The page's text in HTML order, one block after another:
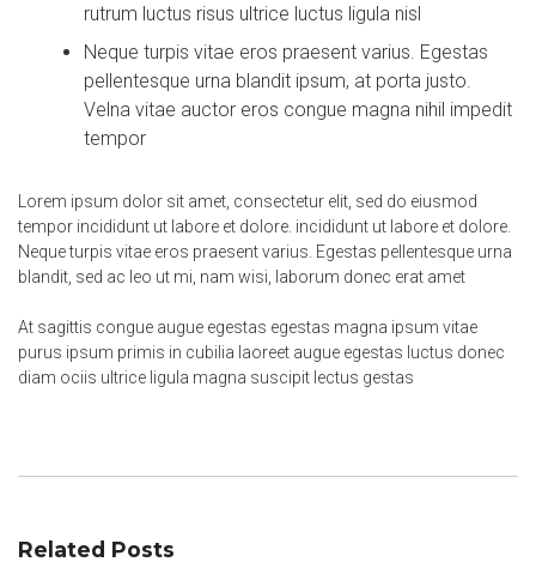
rutrum luctus risus ultrice luctus ligula nisl
Neque turpis vitae eros praesent varius. Egestas
pellentesque urna blandit ipsum, at porta justo.
Velna vitae auctor eros congue magna nihil impedit
tempor
Lorem ipsum dolor sit amet, consectetur elit, sed do eiusmod
tempor incididunt ut labore et dolore. incididunt ut labore et dolore.
Neque turpis vitae eros praesent varius. Egestas pellentesque urna
blandit, sed ac leo ut mi, nam wisi, laborum donec erat amet
At sagittis congue augue egestas egestas magna ipsum vitae
purus ipsum primis in cubilia laoreet augue egestas luctus donec
diam ociis ultrice ligula magna suscipit lectus gestas
Related Posts